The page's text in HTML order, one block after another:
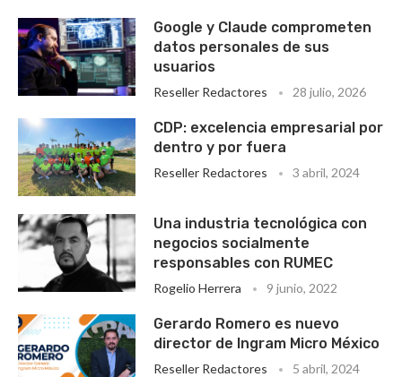
Google y Claude comprometen
datos personales de sus
usuarios
Reseller Redactores 28 julio, 2026
CDP: excelencia empresarial por
dentro y por fuera
Reseller Redactores 3 abril, 2024
Una industria tecnológica con
negocios socialmente
responsables con RUMEC
Rogelio Herrera 9 junio, 2022
Gerardo Romero es nuevo
director de Ingram Micro México
Reseller Redactores 5 abril, 2024